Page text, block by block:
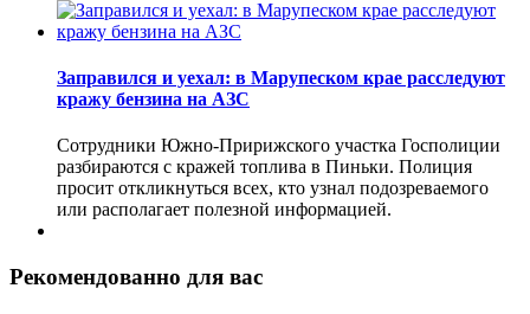
Заправился и уехал: в Марупеском крае расследуют
кражу бензина на АЗС
Сотрудники Южно-Пририжского участка Госполиции
разбираются с кражей топлива в Пиньки. Полиция
просит откликнуться всех, кто узнал подозреваемого
или располагает полезной информацией.
Рекомендованно для вас